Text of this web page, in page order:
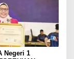
Negeri 1